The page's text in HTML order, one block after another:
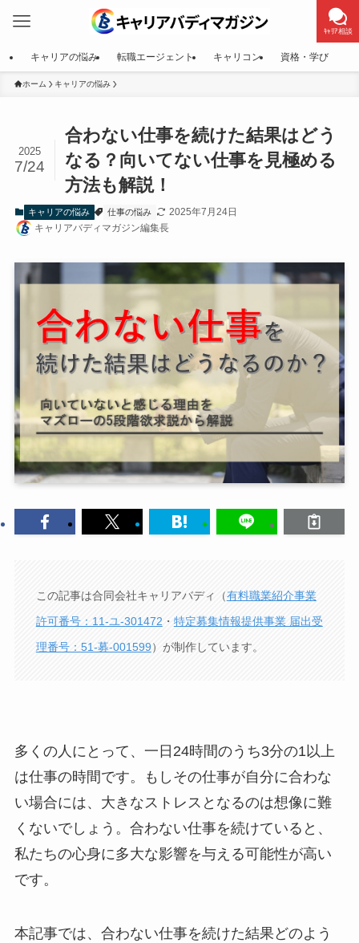
ｷｬﾘｱ相談
キャリアの悩み 転職エージェント キャリコン 資格・学び
ホーム キャリアの悩み
合わない仕事を続けた結果はどう
なる？向いてない仕事を見極める
方法も解説！
2025
7/24
キャリアの悩み 仕事の悩み
2025年7月24日
キャリアバディマガジン編集長
この記事は合同会社キャリアバディ（有料職業紹介事業
許可番号：11-ユ-301472 ・ 特定募集情報提供事業 届出受
理番号：51-募-001599）が制作しています。
多くの人にとって、一日24時間のうち3分の1以上
は仕事の時間です。もしその仕事が自分に合わな
い場合には、大きなストレスとなるのは想像に難
くないでしょう。合わない仕事を続けていると、
私たちの心身に多大な影響を与える可能性が高い
です。
本記事では、合わない仕事を続けた結果どのよう